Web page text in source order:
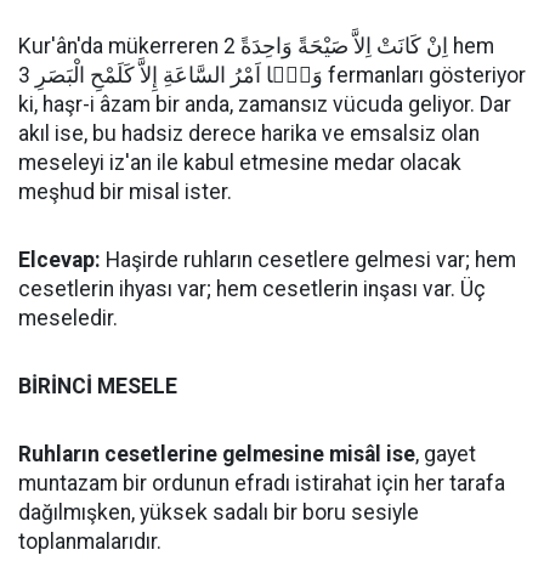
Kur'ân'da mükerreren اِنْ كَانَتْ اِلاَّ صَيْحَةً وَاحِدَةً 2 hem
وَمَۤا اَمْرُ السَّاعَةِ إِلاَّ كَلَمْحِ الْبَصَرِ 3 fermanları gösteriyor
ki, haşr-i âzam bir anda, zamansız vücuda geliyor. Dar
akıl ise, bu hadsiz derece harika ve emsalsiz olan
meseleyi iz'an ile kabul etmesine medar olacak
meşhud bir misal ister.
Elcevap: Haşirde ruhların cesetlere gelmesi var; hem
cesetlerin ihyası var; hem cesetlerin inşası var. Üç
meseledir.
BİRİNCİ MESELE
Ruhların cesetlerine gelmesine misâl ise, gayet
muntazam bir ordunun efradı istirahat için her tarafa
dağılmışken, yüksek sadalı bir boru sesiyle
toplanmalarıdır.